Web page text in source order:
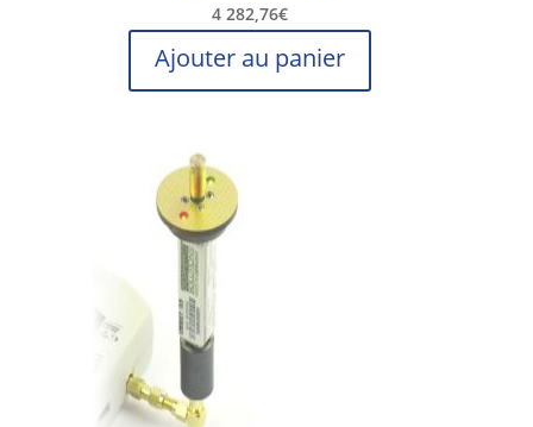
4 282,76€
Ajouter au panier